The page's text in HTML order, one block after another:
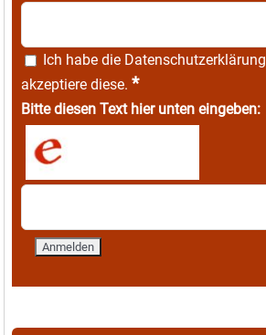
Ich habe die Datenschutzerklärung
akzeptiere diese. *
Bitte diesen Text hier unten eingeben: